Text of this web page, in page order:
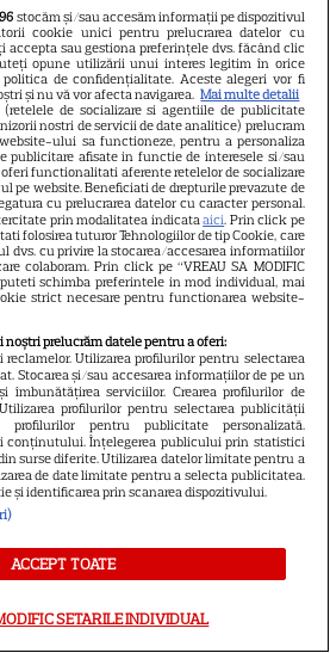
VEDETE ROMÂNEŞTI
Chef Orlando Zaharia și soția
lui, Mădălina, au împlinit 22 de
ani de căsnicie. Cum arătau în
ziua nunții și povestea lor de
iubire
VEDETE ROMÂNEŞTI
Cine este Cosmin Curticăpean,
soțul Laurei Cosoi. Afaceri,
vârstă și povestea de iubire
care durează de peste 10 ani
stocăm și/sau accesăm informații pe dispozitivul
cookie unici pentru prelucrarea datelor cu
accepta sau gestiona preferințele dvs. făcând clic
opune utilizării unui interes legitim în orice
de confidențialitate. Aceste alegeri vor fi
și nu vă vor afecta navigarea. Mai multe detalii
de socializare si agentiile de publicitate
nostri de servicii de date analitice) prelucram
ului sa functioneze, pentru a personaliza
afisate in functie de interesele si/sau
oferi functionalitati aferente retelelor de socializare
pe website. Beneficiati de drepturile prevazute de
cu prelucrarea datelor cu caracter personal.
prin modalitatea indicataaici. Prin click pe
folosirea tuturor Tehnologiilor de tip Cookie, care
dvs. cu privire la stocarea/accesarea informatiilor
colaboram. Prin click pe “VREAU SA MODIFIC
puteti schimba preferintele in mod individual, mai
strict necesare pentru functionarea website-
noștri prelucrăm datele pentru a oferi:
reclamelor. Utilizarea profilurilor pentru selectarea
Stocarea și/sau accesarea informațiilor de pe un
îmbunătățirea serviciilor. Crearea profilurilor de
profilurilor pentru selectarea publicității
profilurilor pentru publicitate personalizată.
conținutului. Înțelegerea publicului prin statistici
surse diferite. Utilizarea datelor limitate pentru a
de date limitate pentru a selecta publicitatea.
și identificarea prin scanarea dispozitivului.
ACCEPT TOATE
SETARILE INDIVIDUAL